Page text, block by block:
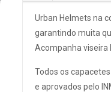
Urban Helmets na
garantindo muita
Acompanha viseira
Todos os
e aprovados pelo